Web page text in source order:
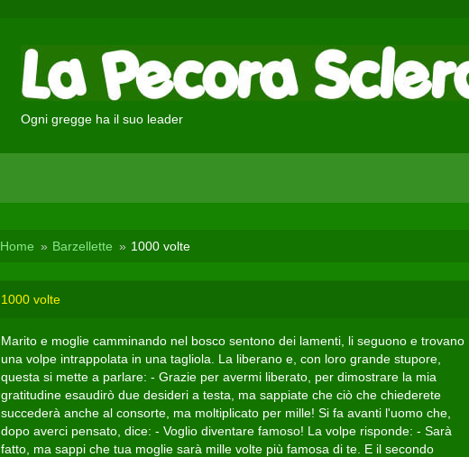
Ogni gregge ha il suo leader
Home Barzellette 1000 volte
1000 volte
Marito e moglie camminando nel bosco sentono dei lamenti, li seguono e trovano
una volpe intrappolata in una tagliola. La liberano e, con loro grande stupore,
questa si mette a parlare: - Grazie per avermi liberato, per dimostrare la mia
gratitudine esaudirò due desideri a testa, ma sappiate che ciò che chiederete
succederà anche al consorte, ma moltiplicato per mille! Si fa avanti l'uomo che,
dopo averci pensato, dice: - Voglio diventare famoso! La volpe risponde: - Sarà
fatto, ma sappi che tua moglie sarà mille volte più famosa di te. E il secondo